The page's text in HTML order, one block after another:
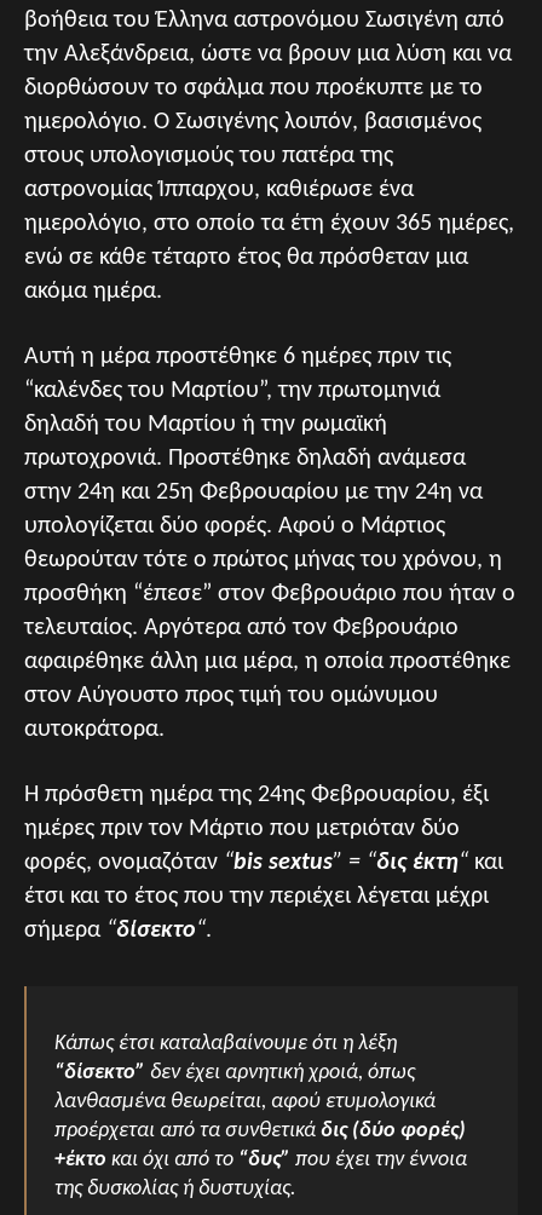
βοήθεια του Έλληνα αστρονόμου Σωσιγένη από
την Αλεξάνδρεια, ώστε να βρουν μια λύση και να
διορθώσουν το σφάλμα που προέκυπτε με το
ημερολόγιο. Ο Σωσιγένης λοιπόν, βασισμένος
στους υπολογισμούς του πατέρα της
αστρονομίας Ίππαρχου, καθιέρωσε ένα
ημερολόγιο, στο οποίο τα έτη έχουν 365 ημέρες,
ενώ σε κάθε τέταρτο έτος θα πρόσθεταν μια
ακόμα ημέρα.
Αυτή η μέρα προστέθηκε 6 ημέρες πριν τις
“καλένδες του Μαρτίου”, την πρωτομηνιά
δηλαδή του Μαρτίου ή την ρωμαϊκή
πρωτοχρονιά. Προστέθηκε δηλαδή ανάμεσα
στην 24η και 25η Φεβρουαρίου με την 24η να
υπολογίζεται δύο φορές. Αφού ο Μάρτιος
θεωρούταν τότε ο πρώτος μήνας του χρόνου, η
προσθήκη “έπεσε” στον Φεβρουάριο που ήταν ο
τελευταίος. Αργότερα από τον Φεβρουάριο
αφαιρέθηκε άλλη μια μέρα, η οποία προστέθηκε
στον Αύγουστο προς τιμή του ομώνυμου
αυτοκράτορα.
Η πρόσθετη ημέρα της 24ης Φεβρουαρίου, έξι
ημέρες πριν τον Μάρτιο που μετριόταν δύο
φορές, ονομαζόταν “bis sextus” = “δις έκτη“ και
έτσι και το έτος που την περιέχει λέγεται μέχρι
σήμερα “δίσεκτο“.
Κάπως έτσι καταλαβαίνουμε ότι η λέξη
“δίσεκτο” δεν έχει αρνητική χροιά, όπως
λανθασμένα θεωρείται, αφού ετυμολογικά
προέρχεται από τα συνθετικά δις (δύο φορές)
+έκτο και όχι από το “δυς” που έχει την έννοια
της δυσκολίας ή δυστυχίας.